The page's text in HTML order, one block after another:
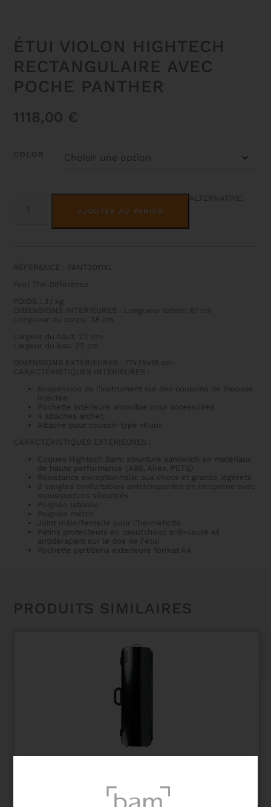
ÉTUI VIOLON HIGHTECH
RECTANGULAIRE AVEC
POCHE PANTHER
1118,00 €
COLOR
QUANTITÉ
PANTHER
AJOUTER AU PANIER
ALTERNATIVE:
RÉFÉRENCE : PANT2011XL
Feel The Difference
POIDS : 3.1 kg
DIMENSIONS INTÉRIEURES : Longueur totale: 61 cm
Longueur du corps: 38 cm
Largeur du haut: 22 cm
Largeur du bas: 22 cm
DIMENSIONS EXTÉRIEURES : 77x25x16 cm
CARACTÉRISTIQUES INTÉRIEURES :
Suspension de l'instrument sur des coussins de mousse
injectée
Pochette intérieure amovible pour accessoires
4 attaches archet
Attache pour coussin type «Kun»
CARACTÉRISTIQUES EXTÉRIEURES :
Coques Hightech Bam: structure sandwich en matériaux
de haute performance (ABS, Airex, PETG)
Résistance exceptionnelle aux chocs et grande légèreté
2 sangles confortables antidérapantes en néoprène avec
mousquetons sécurisés
Poignée latérale
Poignée métro
Joint mâle/femelle pour l'herméticité
Patins protecteurs en caoutchouc anti-usure et
antidérapant sur le dos de l'étui
Pochette partitions exterieure format A4
PRODUITS SIMILAIRES